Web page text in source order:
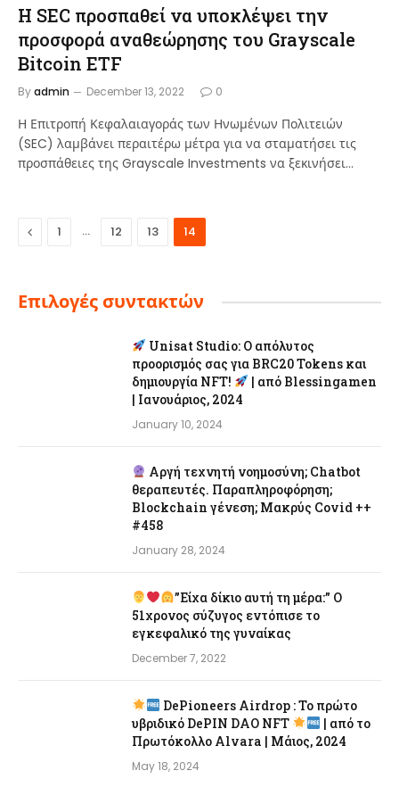
Η SEC προσπαθεί να υποκλέψει την
προσφορά αναθεώρησης του Grayscale
Bitcoin ETF
Byadmin December 13, 2022 0
Η Επιτροπή Κεφαλαιαγοράς των Ηνωμένων Πολιτειών
(SEC) λαμβάνει περαιτέρω μέτρα για να σταματήσει τις
προσπάθειες της Grayscale Investments να ξεκινήσει…
Previous
1 … 12 13 14
Επιλογές συντακτών
Unisat Studio: Ο απόλυτος
προορισμός σας για BRC20 Tokens και
δημιουργία NFT!
| από Blessingamen
| Ιανουάριος, 2024
January 10, 2024
Αργή τεχνητή νοημοσύνη; Chatbot
θεραπευτές. Παραπληροφόρηση;
Blockchain γένεση; Μακρύς Covid ++
#458
January 28, 2024
”Είχα δίκιο αυτή τη μέρα:” Ο
51χρονος σύζυγος εντόπισε το
εγκεφαλικό της γυναίκας
December 7, 2022
DePioneers Airdrop : Το πρώτο
υβριδικό DePIN DAO NFT
| από το
Πρωτόκολλο Alvara | Μάιος, 2024
May 18, 2024